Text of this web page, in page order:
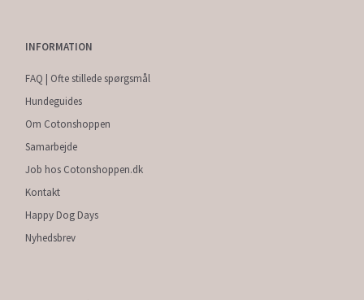
INFORMATION
FAQ | Ofte stillede spørgsmål
Hundeguides
Om Cotonshoppen
Samarbejde
Job hos Cotonshoppen.dk
Kontakt
Happy Dog Days
Nyhedsbrev